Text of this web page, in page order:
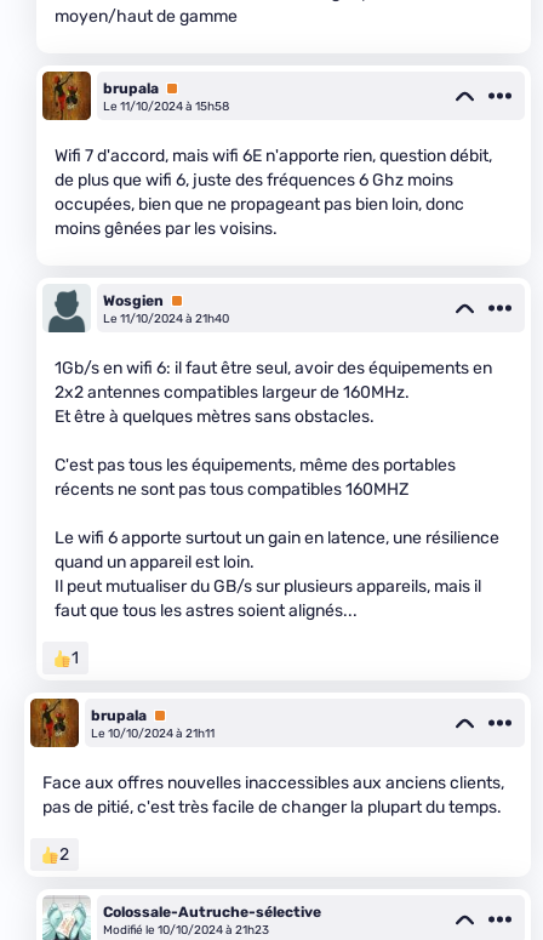
moyen/haut de gamme
brupala Premium
Le 11/10/2024 à 15h58
Wifi 7 d'accord, mais wifi 6E n'apporte rien, question débit,
de plus que wifi 6, juste des fréquences 6 Ghz moins
occupées, bien que ne propageant pas bien loin, donc
moins gênées par les voisins.
Wosgien
Premium
Le 11/10/2024 à 21h40
1Gb/s en wifi 6: il faut être seul, avoir des équipements en
2x2 antennes compatibles largeur de 160MHz.
Et être à quelques mètres sans obstacles.
C'est pas tous les équipements, même des portables
récents ne sont pas tous compatibles 160MHZ
Le wifi 6 apporte surtout un gain en latence, une résilience
quand un appareil est loin.
Il peut mutualiser du GB/s sur plusieurs appareils, mais il
faut que tous les astres soient alignés...
1
brupala Premium
Le 10/10/2024 à 21h11
Face aux offres nouvelles inaccessibles aux anciens clients,
pas de pitié, c'est très facile de changer la plupart du temps.
2
Colossale-Autruche-sélective
Modifié le 10/10/2024 à 21h23